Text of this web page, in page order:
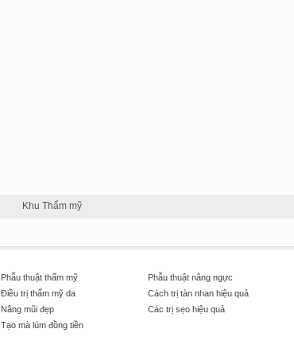
Khu Thẩm mỹ
Phẫu thuật thẩm mỹ
Điều trị thẩm mỹ da
Nâng mũi đẹp
Tạo mà lúm đồng tiền
Phẫu thuật nâng ngực
Cách trị tàn nhan hiệu quả
Các trị sẹo hiệu quả